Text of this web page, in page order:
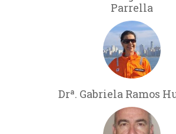
Parrella
Drª. Gabriela Ramos